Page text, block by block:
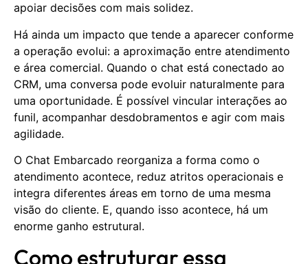
apoiar decisões com mais solidez.
Há ainda um impacto que tende a aparecer conforme
a operação evolui: a aproximação entre atendimento
e área comercial. Quando o chat está conectado ao
CRM, uma conversa pode evoluir naturalmente para
uma oportunidade. É possível vincular interações ao
funil, acompanhar desdobramentos e agir com mais
agilidade.
O Chat Embarcado reorganiza a forma como o
atendimento acontece, reduz atritos operacionais e
integra diferentes áreas em torno de uma mesma
visão do cliente. E, quando isso acontece, há um
enorme ganho estrutural.
Como estruturar essa